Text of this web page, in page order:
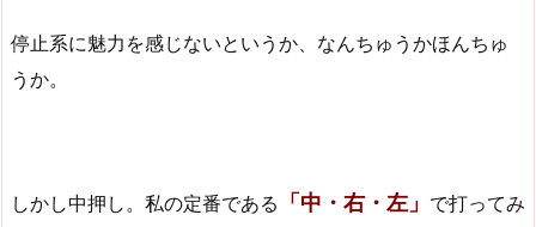
停止系に魅力を感じないというか、なんちゅうかほんちゅ
うか。
しかし中押し。私の定番である 「中・右・左」 で打ってみ